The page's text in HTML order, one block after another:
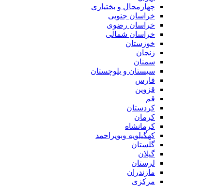
چهارمحال و بختیاری
خراسان جنوبی
خراسان رضوی
خراسان شمالی
خوزستان
زنجان
سمنان
سیستان و بلوچستان
فارس
قزوین
قم
کردستان
کرمان
کرمانشاه
کهگیلویه وبویراحمد
گلستان
گیلان
لرستان
مازندران
مرکزی